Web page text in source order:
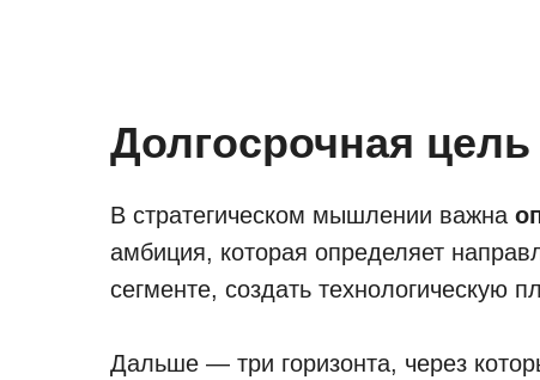
Долгосрочная цель
В стратегическом мышлении важна
амбиция, которая определяет
сегменте, создать
Дальше — три горизонта, через